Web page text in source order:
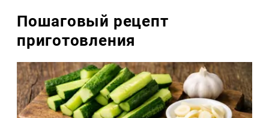
Пошаговый рецепт
приготовления